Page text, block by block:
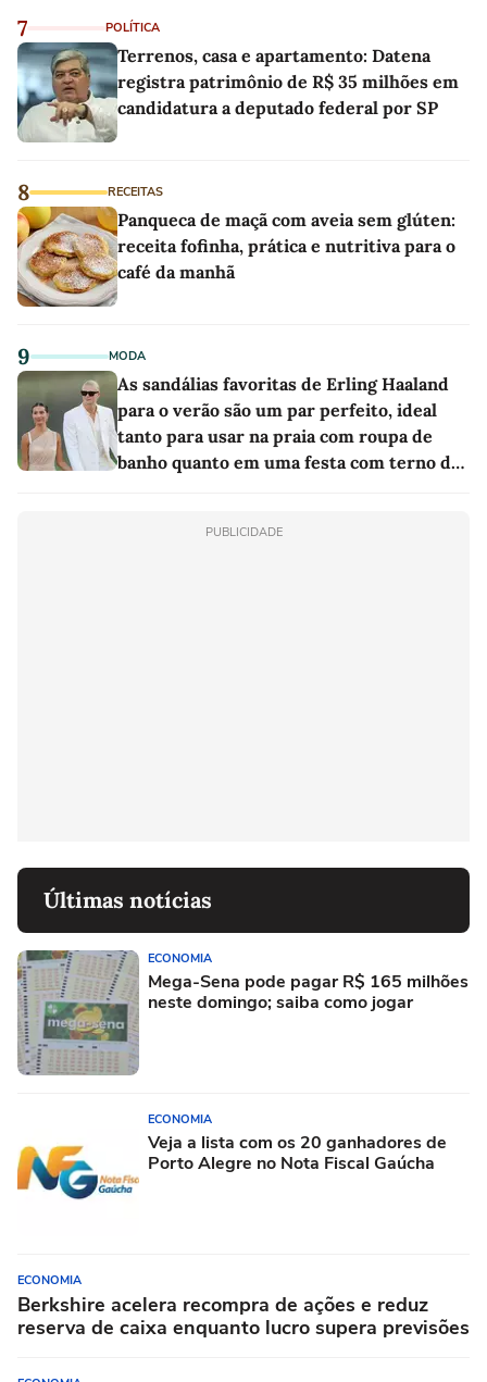
7 POLÍTICA
Terrenos, casa e apartamento: Datena
registra patrimônio de R$ 35 milhões em
candidatura a deputado federal por SP
8 RECEITAS
Panqueca de maçã com aveia sem glúten:
receita fofinha, prática e nutritiva para o
café da manhã
9 MODA
As sandálias favoritas de Erling Haaland
para o verão são um par perfeito, ideal
tanto para usar na praia com roupa de
banho quanto em uma festa com terno de
PUBLICIDADE
Últimas notícias
ECONOMIA
Mega-Sena pode pagar R$ 165 milhões
neste domingo; saiba como jogar
ECONOMIA
Veja a lista com os 20 ganhadores de
Porto Alegre no Nota Fiscal Gaúcha
ECONOMIA
Berkshire acelera recompra de ações e reduz
reserva de caixa enquanto lucro supera previsões